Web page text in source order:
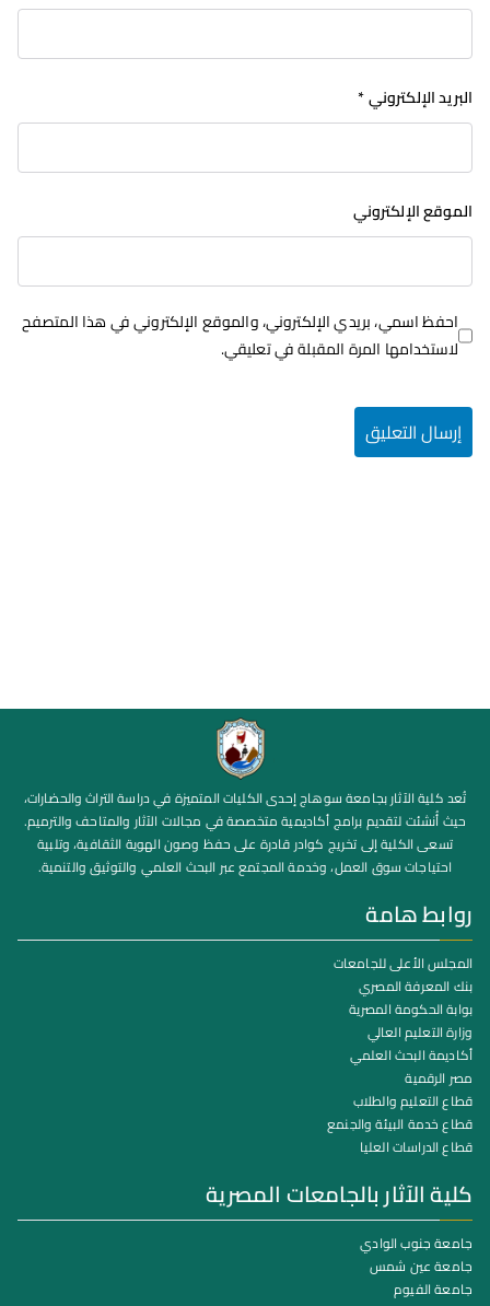
البريد الإلكتروني*
الموقع الإلكتروني
احفظ اسمي، بريدي الإلكتروني، والموقع الإلكتروني في هذا المتصفح
لاستخدامها المرة المقبلة في تعليقي.
تُعد كلية الآثار بجامعة سوهاج إحدى الكليات المتميزة في دراسة التراث والحضارات،
حيث أُنشئت لتقديم برامج أكاديمية متخصصة في مجالات الآثار والمتاحف والترميم.
تسعى الكلية إلى تخريج كوادر قادرة على حفظ وصون الهوية الثقافية، وتلبية
احتياجات سوق العمل، وخدمة المجتمع عبر البحث العلمي والتوثيق والتنمية.
روابط هامة
المجلس الأعلى للجامعات
بنك المعرفة المصري
بوابة الحكومة المصرية
وزارة التعليم العالي
أكاديمة البحث العلمي
مصر الرقمية
قطاع التعليم والطلاب
قطاع خدمة البيئة والجنمع
قطاع الدراسات العليا
كلية الآثار بالجامعات المصرية
جامعة جنوب الوادي
جامعة عين شمس
جامعة الفيوم